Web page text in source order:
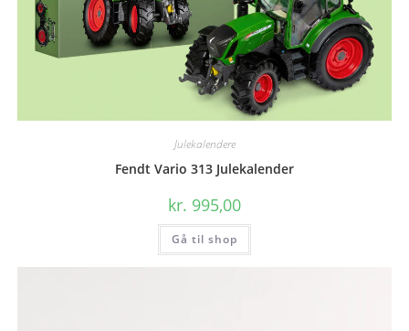
Julekalendere
Fendt Vario 313 Julekalender
kr. 995,00
Gå til shop